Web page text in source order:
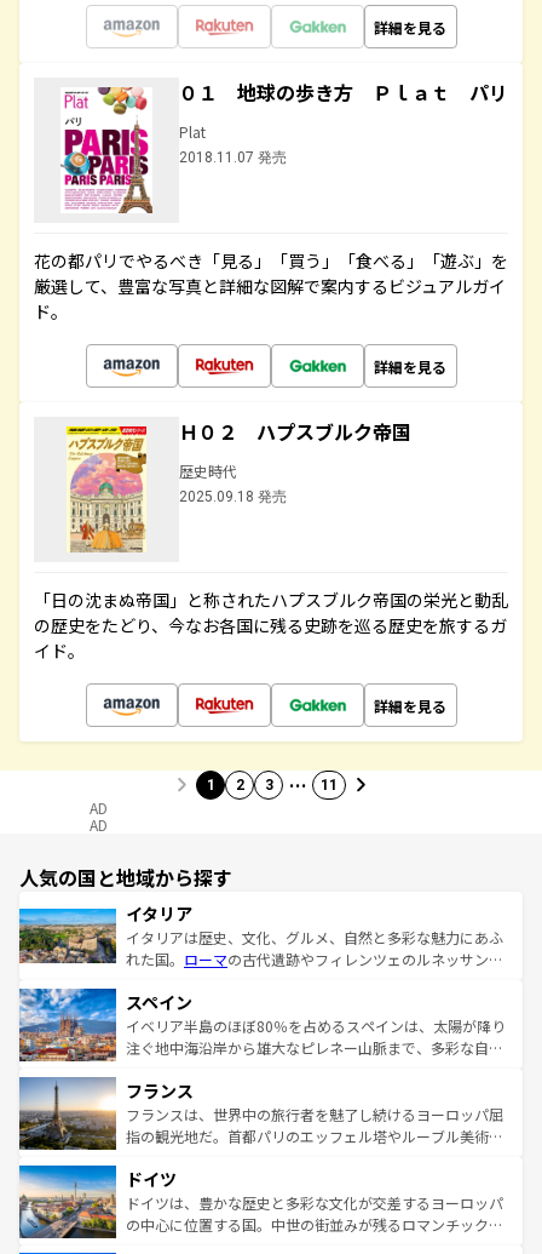
詳細を見る
０１ 地球の歩き方 Ｐｌａｔ パリ
Plat
2018.11.07 発売
花の都パリでやるべき「見る」「買う」「食べる」「遊ぶ」を
厳選して、豊富な写真と詳細な図解で案内するビジュアルガイ
ド。
詳細を見る
Ｈ０２ ハプスブルク帝国
歴史時代
2025.09.18 発売
「日の沈まぬ帝国」と称されたハプスブルク帝国の栄光と動乱
の歴史をたどり、今なお各国に残る史跡を巡る歴史を旅するガ
イド。
詳細を見る
1 2 3 … 11
AD
AD
人気の国と地域から探す
イタリア
イタリアは歴史、文化、グルメ、自然と多彩な魅力にあふ
れた国。 ローマの古代遺跡やフィレンツェのルネッサンス
ろん、トスカーナの美しい田園風景やアマルフィ海岸の絶
景など、自然景観も見逃せない。観光の合間には、本場の
ピザやパスタなど、絶品のイタリア料理を堪能することも
ませてくれるイタリアで、忘れられない旅をしてみよう！
なお、新着のイタリア情報はコンテンツ一覧 を参照してほ
しい。
スペイン
イベリア半島のほぼ80％を占めるスペインは、太陽が降り
注ぐ地中海沿岸から雄大なピレネー山脈まで、多彩な自然
文化が根付くこの国では、情熱的なフラメンコ、熱気あふ
れる闘牛、そして美味しいタパスが生活の一部となってい
る。首都マドリードの洗練された雰囲気や、バルセロナの
の城塞都市、穏やかなビーチリゾートまで多彩な表情を見
せる。地方によって風土や気候が異なるスペインはその個
性で訪れる人を魅了する。 なお、新着のスペイン情報はコ
フランス
フランスは、世界中の旅行者を魅了し続けるヨーロッパ屈
指の観光地だ。首都パリのエッフェル塔やルーブル美術館
で、幅広い魅力が詰まっている。華麗な宮殿、歴史的な大
聖堂、美しいビーチ、そして豊かな自然が、訪れる者を心
から魅了する。また、フランスは美食の国としても知ら
ドイツ
ドイツは、豊かな歴史と多彩な文化が交差するヨーロッパ
の中心に位置する国。中世の街並みが残るロマンチック街